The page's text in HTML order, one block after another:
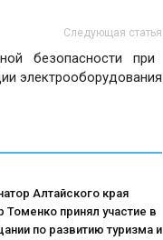
Следующая статья
безопасности при
электрооборудования
Алтайского края
Томенко принял участие в
по развитию туризма и